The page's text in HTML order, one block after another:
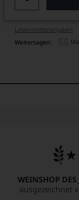
Lebensmittel­angaben
Weitersagen:
WEINSHOP DES
ausgezeichnet